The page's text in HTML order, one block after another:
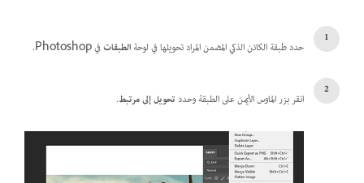
حدد طبقة الكائن الذكي المضمن المراد تحويلها في لوحةالطبقاتفي Photoshop.
انقر بزر الماوس الأيمن على الطبقة وحددتحويل إلى مرتبط.